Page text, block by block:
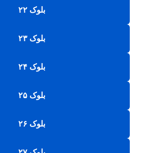
بلوک ۲۲
بلوک ۲۳
بلوک ۲۴
بلوک ۲۵
بلوک ۲۶